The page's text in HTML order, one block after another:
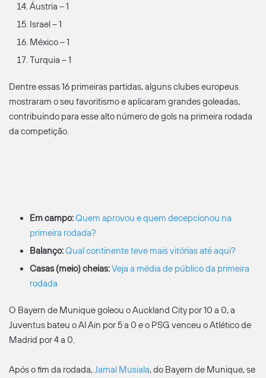
Áustria – 1
Israel – 1
México – 1
Turquia – 1
Dentre essas 16 primeiras partidas, alguns clubes europeus
mostraram o seu favoritismo e aplicaram grandes goleadas,
contribuindo para esse alto número de gols na primeira rodada
da competição.
Em campo:Quem aprovou e quem decepcionou na
primeira rodada?
Balanço:Qual continente teve mais vitórias até aqui?
Casas (meio) cheias:Veja a média de público da primeira
rodada
O Bayern de Munique goleou o Auckland City por 10 a 0, a
Juventus bateu o Al Ain por 5 a 0 e o PSG venceu o Atlético de
Madrid por 4 a 0.
Após o fim da rodada,Jamal Musiala, do Bayern de Munique, se